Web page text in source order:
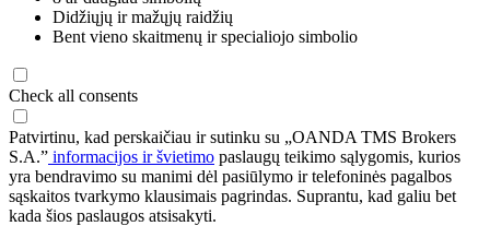
Didžiųjų ir mažųjų raidžių
Bent vieno skaitmenų ir specialiojo simbolio
Check all consents
Patvirtinu, kad perskaičiau ir sutinku su „OANDA TMS Brokers
S.A.” informacijos ir švietimo paslaugų teikimo sąlygomis, kurios
yra bendravimo su manimi dėl pasiūlymo ir telefoninės pagalbos
sąskaitos tvarkymo klausimais pagrindas. Suprantu, kad galiu bet
kada šios paslaugos atsisakyti.